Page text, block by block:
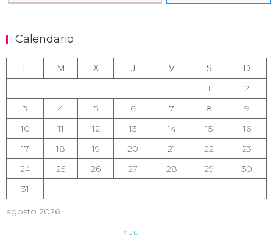
Calendario
agosto 2026
L M X J V S
D
1
2
3
4 5 6 7 8
9
10
11 12 13 14 15
16
17
18 19 20 21 22
23
24
25 26 27 28 29
30
31
« Jul